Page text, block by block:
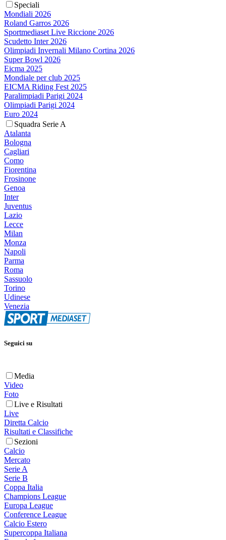
Speciali
Mondiali 2026
Roland Garros 2026
Sportmediaset Live Riccione 2026
Scudetto Inter 2026
Olimpiadi Invernali Milano Cortina 2026
Super Bowl 2026
Eicma 2025
Mondiale per club 2025
EICMA Riding Fest 2025
Paralimpiadi Parigi 2024
Olimpiadi Parigi 2024
Euro 2024
Squadra Serie A
Atalanta
Bologna
Cagliari
Como
Fiorentina
Frosinone
Genoa
Inter
Juventus
Lazio
Lecce
Milan
Monza
Napoli
Parma
Roma
Sassuolo
Torino
Udinese
Venezia
Seguici su
Media
Video
Foto
Live e Risultati
Live
Diretta Calcio
Risultati e Classifiche
Sezioni
Calcio
Mercato
Serie A
Serie B
Coppa Italia
Champions League
Europa League
Conference League
Calcio Estero
Supercoppa Italiana